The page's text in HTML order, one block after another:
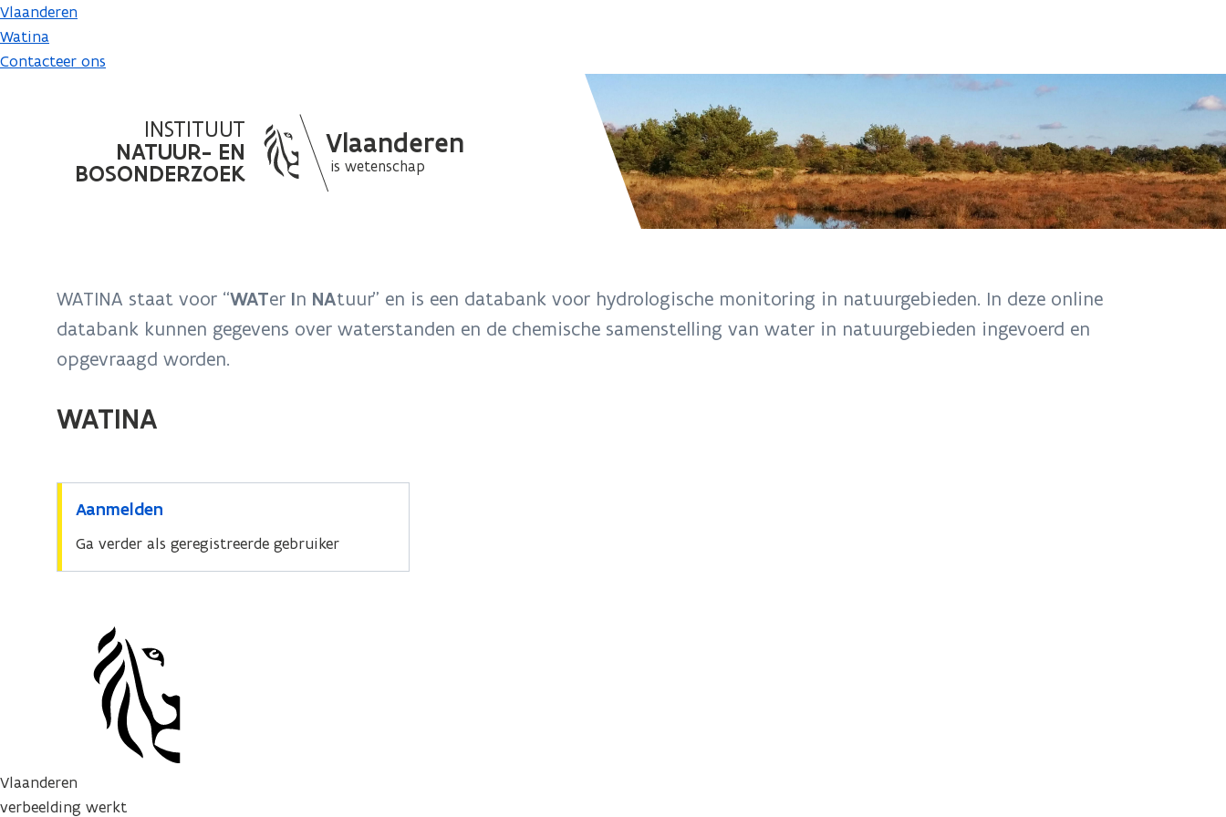
Vlaanderen
Watina
Contacteer ons
INSTITUUT
NATUUR- EN
BOSONDERZOEK
Vlaanderen
is wetenschap
WATINA staat voor “WATer In NAtuur” en is een databank voor hydrologische monitoring in natuurgebieden. In deze online
databank kunnen gegevens over waterstanden en de chemische samenstelling van water in natuurgebieden ingevoerd en
opgevraagd worden.
WATINA
Aanmelden
Ga verder als geregistreerde gebruiker
Vlaanderen
verbeelding werkt